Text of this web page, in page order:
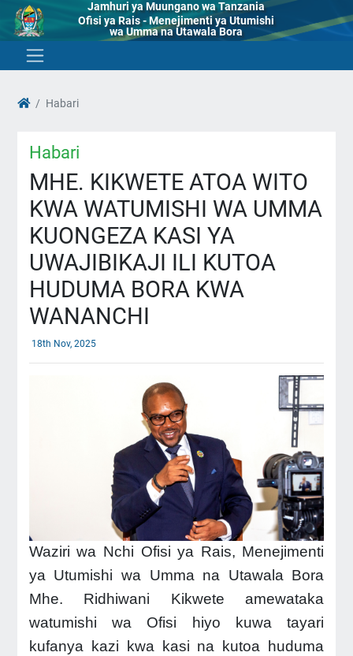
Jamhuri ya Muungano wa Tanzania
Ofisi ya Rais - Menejimenti ya Utumishi
wa Umma na Utawala Bora
Habari
Habari
MHE. KIKWETE ATOA WITO
KWA WATUMISHI WA UMMA
KUONGEZA KASI YA
UWAJIBIKAJI ILI KUTOA
HUDUMA BORA KWA
WANANCHI
18th Nov, 2025
Waziri wa Nchi Ofisi ya Rais, Menejimenti
ya Utumishi wa Umma na Utawala Bora
Mhe. Ridhiwani Kikweteamewataka
watumishi wa Ofisi hiyo kuwa tayari
kufanya kazi kwa kasi na kutoa huduma